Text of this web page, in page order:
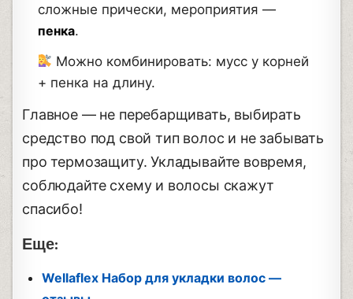
сложные прически, мероприятия —
пенка.
Можно комбинировать: мусс у корней
+ пенка на длину.
Главное — не перебарщивать, выбирать
средство под свой тип волос и не забывать
про термозащиту. Укладывайте вовремя,
соблюдайте схему и волосы скажут
спасибо!
Еще:
Wellaflex Набор для укладки волос —